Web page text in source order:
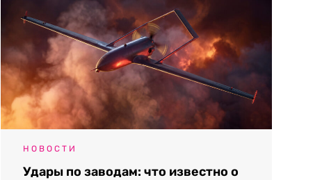
НОВОСТИ
Удары по заводам: что известно о